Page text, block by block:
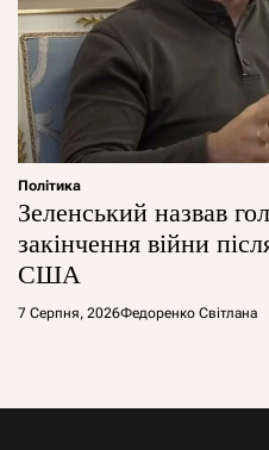
Політика
Зеленський назвав
закінчення війни
США
7 Серпня, 2026Федоренко Світлана